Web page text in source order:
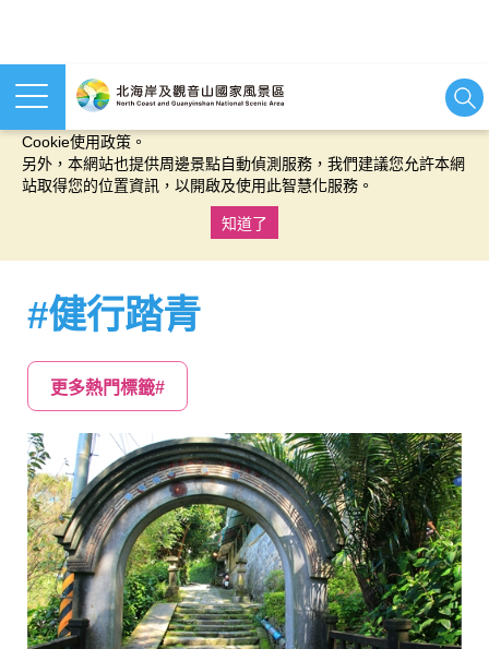
本網站使用cookies等相關技術以持續優化網站服務，並有助於為
Cookie使用政策。
另外，本網站也提供周邊景點自動偵測服務，我們建議您允許本網
站取得您的位置資訊，以開啟及使用此智慧化服務。
知道了
#健行踏青
更多熱門標籤#